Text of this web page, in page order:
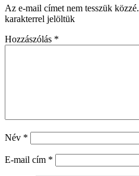
Az e-mail címet nem tesszük közzé.
karakterrel jelöltük
Hozzászólás *
Név *
E-mail cím *